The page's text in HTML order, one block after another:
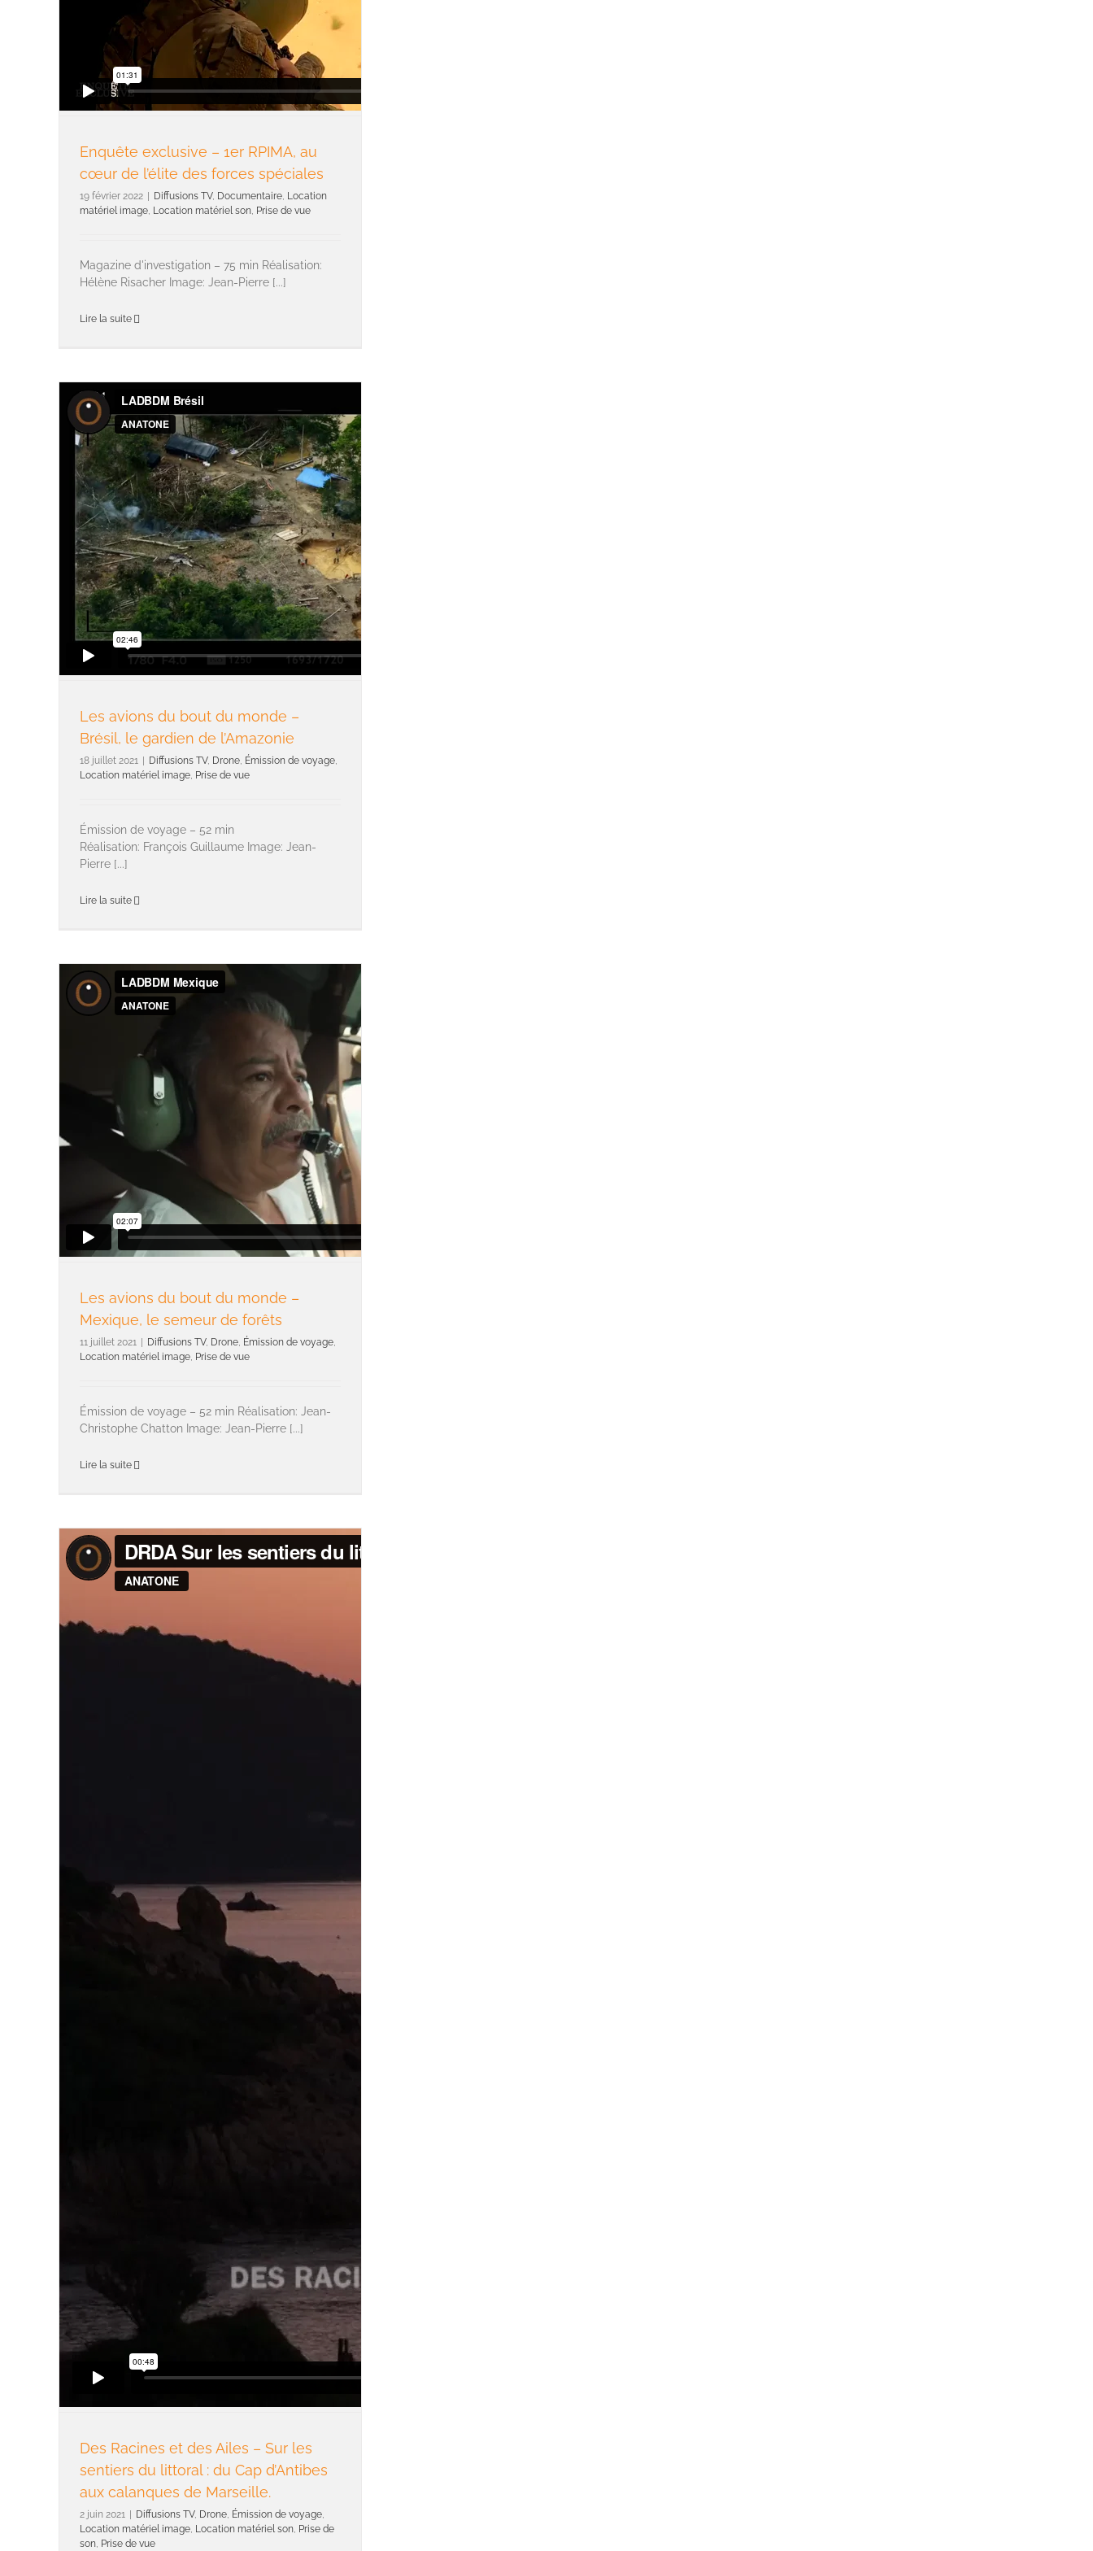
Enquête exclusive – 1er RPIMA, au
cœur de l’élite des forces spéciales
19 février 2022 Diffusions TV, Documentaire, Location
matériel image, Location matériel son, Prise de vue
Magazine d'investigation – 75 min Réalisation:
Hélène Risacher Image: Jean-Pierre [...]
Lire la suite
Les avions du bout du monde –
Brésil, le gardien de l’Amazonie
18 juillet 2021 Diffusions TV, Drone, Émission de voyage,
Location matériel image, Prise de vue
Émission de voyage – 52 min
Réalisation: François Guillaume Image: Jean-
Pierre [...]
Lire la suite
Les avions du bout du monde –
Mexique, le semeur de forêts
11 juillet 2021 Diffusions TV, Drone, Émission de voyage,
Location matériel image, Prise de vue
Émission de voyage – 52 min Réalisation: Jean-
Christophe Chatton Image: Jean-Pierre [...]
Lire la suite
Des Racines et des Ailes – Sur les
sentiers du littoral : du Cap d’Antibes
aux calanques de Marseille.
2 juin 2021 Diffusions TV, Drone, Émission de voyage,
Location matériel image, Location matériel son, Prise de
son, Prise de vue